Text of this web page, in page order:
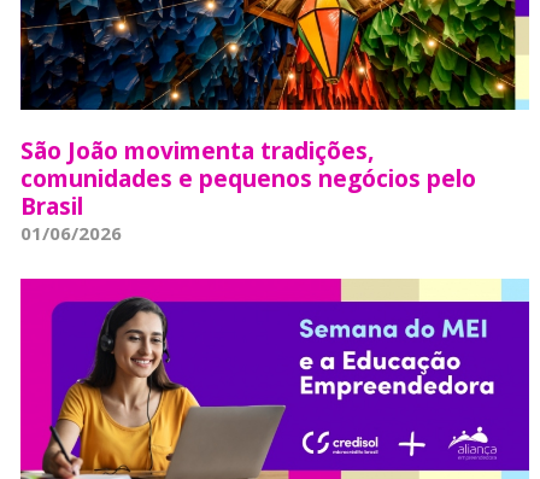
São João movimenta tradições,
comunidades e pequenos negócios pelo
Brasil
01/06/2026